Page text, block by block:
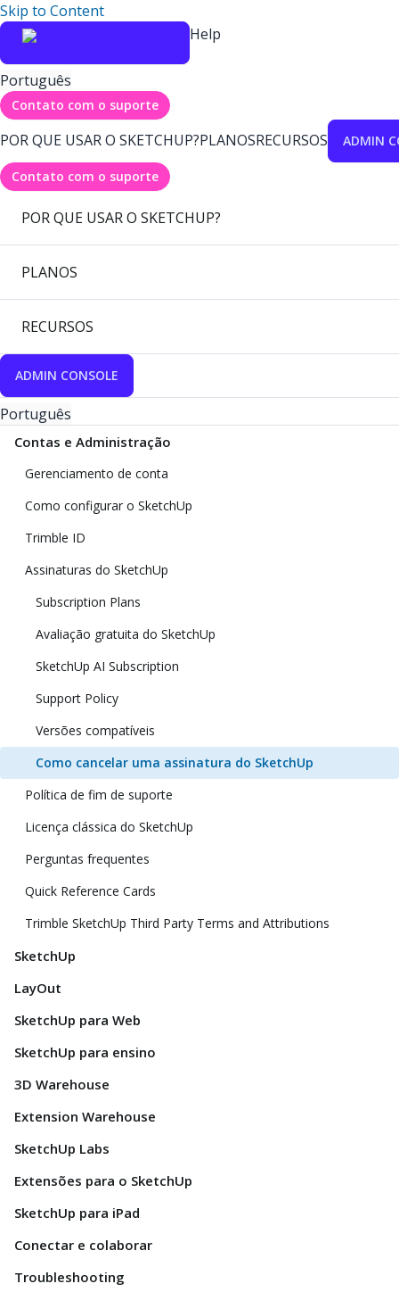
Skip to Content
Help
Português
Contato com o suporte
POR QUE USAR O SKETCHUP?PLANOSRECURSOS ADMIN
Contato com o suporte
POR QUE USAR O SKETCHUP?
PLANOS
RECURSOS
ADMIN CONSOLE
Português
Contas e Administração
Gerenciamento de conta
Como configurar o SketchUp
Trimble ID
Assinaturas do SketchUp
Subscription Plans
Avaliação gratuita do SketchUp
SketchUp AI Subscription
Support Policy
Versões compatíveis
Como cancelar uma assinatura do SketchUp
Política de fim de suporte
Licença clássica do SketchUp
Perguntas frequentes
Quick Reference Cards
Trimble SketchUp Third Party Terms and Attributions
SketchUp
LayOut
SketchUp para Web
SketchUp para ensino
3D Warehouse
Extension Warehouse
SketchUp Labs
Extensões para o SketchUp
SketchUp para iPad
Conectar e colaborar
Troubleshooting